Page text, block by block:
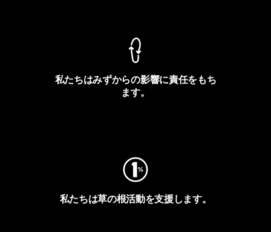
私たちはみずからの影響に責任をもち
ます。
私たちは草の根活動を支援します。